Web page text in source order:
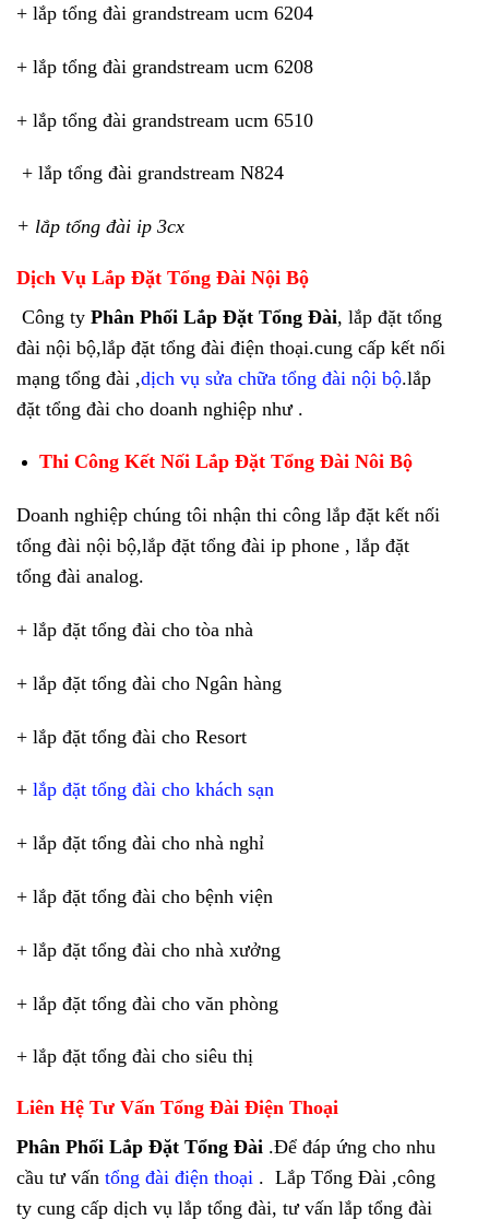
+ lắp tổng đài grandstream ucm 6204
+ lắp tổng đài grandstream ucm 6208
+ lắp tổng đài grandstream ucm 6510
+ lắp tổng đài grandstream N824
+ lắp tổng đài ip 3cx
Dịch Vụ Lắp Đặt Tổng Đài Nội Bộ
Công ty Phân Phối Lắp Đặt Tổng Đài, lắp đặt tổng
đài nội bộ,lắp đặt tổng đài điện thoại.cung cấp kết nối
mạng tổng đài ,dịch vụ sửa chữa tổng đài nội bộ.lắp
đặt tổng đài cho doanh nghiệp như .
Thi Công Kết Nối Lắp Đặt Tổng Đài Nôi Bộ
Doanh nghiệp chúng tôi nhận thi công lắp đặt kết nối
tổng đài nội bộ,lắp đặt tổng đài ip phone , lắp đặt
tổng đài analog.
+ lắp đặt tổng đài cho tòa nhà
+ lắp đặt tổng đài cho Ngân hàng
+ lắp đặt tổng đài cho Resort
+ lắp đặt tổng đài cho khách sạn
+ lắp đặt tổng đài cho nhà nghỉ
+ lắp đặt tổng đài cho bệnh viện
+ lắp đặt tổng đài cho nhà xưởng
+ lắp đặt tổng đài cho văn phòng
+ lắp đặt tổng đài cho siêu thị
Liên Hệ Tư Vấn Tổng Đài Điện Thoại
Phân Phối Lắp Đặt Tổng Đài .Để đáp ứng cho nhu
cầu tư vấn tổng đài điện thoại . Lắp Tổng Đài ,công
ty cung cấp dịch vụ lắp tổng đài, tư vấn lắp tổng đài